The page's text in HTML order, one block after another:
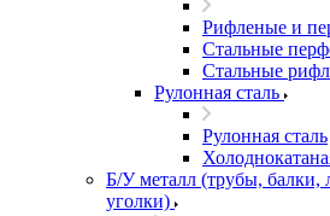
Рифленые и
Стальные
Стальные
Рулонная сталь
Рулонная сталь
Б/У металл (трубы, балки,
уголки)